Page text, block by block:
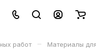
работ – Материалы